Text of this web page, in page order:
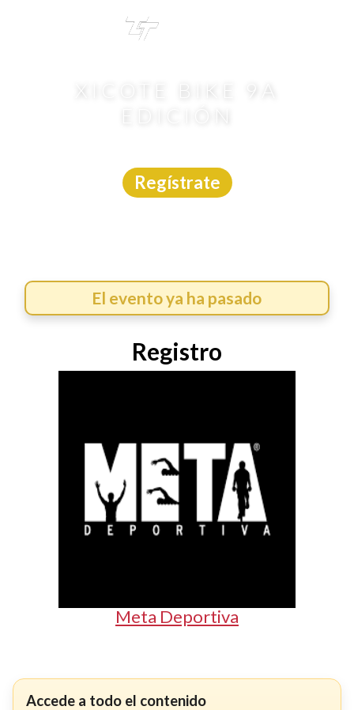
XICOTE BIKE 9A
Regístrate
El evento ya ha pasado
Registro
Meta Deportiva
Accede a todo el contenido